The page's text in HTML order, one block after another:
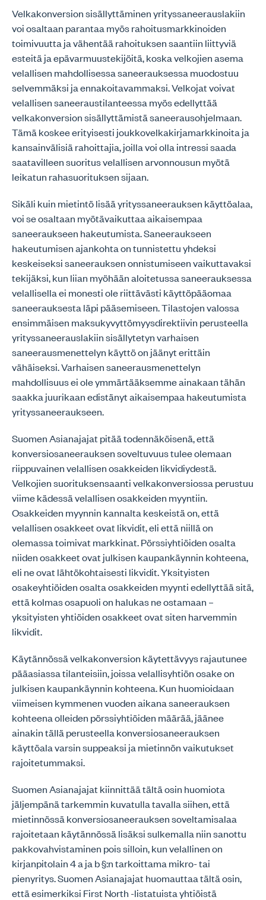
Velkakonversion sisällyttäminen yrityssaneerauslakiin
voi osaltaan parantaa myös rahoitusmarkkinoiden
toimivuutta ja vähentää rahoituksen saantiin liittyviä
esteitä ja epävarmuustekijöitä, koska velkojien asema
velallisen mahdollisessa saneerauksessa muodostuu
selvemmäksi ja ennakoitavammaksi. Velkojat voivat
velallisen saneeraustilanteessa myös edellyttää
velkakonversion sisällyttämistä saneerausohjelmaan.
Tämä koskee erityisesti joukkovelkakirjamarkkinoita ja
kansainvälisiä rahoittajia, joilla voi olla intressi saada
saatavilleen suoritus velallisen arvonnousun myötä
leikatun rahasuorituksen sijaan.
Sikäli kuin mietintö lisää yrityssaneerauksen käyttöalaa,
voi se osaltaan myötävaikuttaa aikaisempaa
saneeraukseen hakeutumista. Saneeraukseen
hakeutumisen ajankohta on tunnistettu yhdeksi
keskeiseksi saneerauksen onnistumiseen vaikuttavaksi
tekijäksi, kun liian myöhään aloitetussa saneerauksessa
velallisella ei monesti ole riittävästi käyttöpääomaa
saneerauksesta läpi pääsemiseen. Tilastojen valossa
ensimmäisen maksukyvyttömyysdirektiivin perusteella
yrityssaneerauslakiin sisällytetyn varhaisen
saneerausmenettelyn käyttö on jäänyt erittäin
vähäiseksi. Varhaisen saneerausmenettelyn
mahdollisuus ei ole ymmärtääksemme ainakaan tähän
saakka juurikaan edistänyt aikaisempaa hakeutumista
yrityssaneeraukseen.
Suomen Asianajajat pitää todennäköisenä, että
konversiosaneerauksen soveltuvuus tulee olemaan
riippuvainen velallisen osakkeiden likvidiydestä.
Velkojien suorituksensaanti velkakonversiossa perustuu
viime kädessä velallisen osakkeiden myyntiin.
Osakkeiden myynnin kannalta keskeistä on, että
velallisen osakkeet ovat likvidit, eli että niillä on
olemassa toimivat markkinat. Pörssiyhtiöiden osalta
niiden osakkeet ovat julkisen kaupankäynnin kohteena,
eli ne ovat lähtökohtaisesti likvidit. Yksityisten
osakeyhtiöiden osalta osakkeiden myynti edellyttää sitä,
että kolmas osapuoli on halukas ne ostamaan –
yksityisten yhtiöiden osakkeet ovat siten harvemmin
likvidit.
Käytännössä velkakonversion käytettävyys rajautunee
pääasiassa tilanteisiin, joissa velallisyhtiön osake on
julkisen kaupankäynnin kohteena. Kun huomioidaan
viimeisen kymmenen vuoden aikana saneerauksen
kohteena olleiden pörssiyhtiöiden määrää, jäänee
ainakin tällä perusteella konversiosaneerauksen
käyttöala varsin suppeaksi ja mietinnön vaikutukset
rajoitetummaksi.
Suomen Asianajajat kiinnittää tältä osin huomiota
jäljempänä tarkemmin kuvatulla tavalla siihen, että
mietinnössä konversiosaneerauksen soveltamisalaa
rajoitetaan käytännössä lisäksi sulkemalla niin sanottu
pakkovahvistaminen pois silloin, kun velallinen on
kirjanpitolain 4 a ja b §:n tarkoittama mikro- tai
pienyritys. Suomen Asianajajat huomauttaa tältä osin,
että esimerkiksi First North -listatuista yhtiöistä